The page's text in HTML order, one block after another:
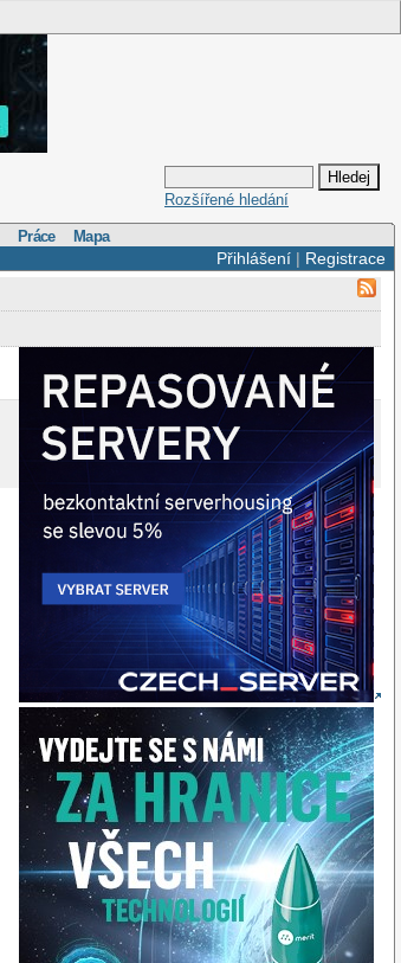
Rozšířené hledání
Práce Mapa
Přihlášení| Registrace